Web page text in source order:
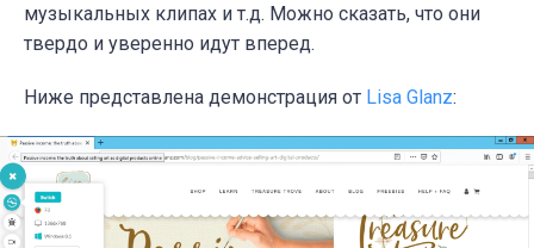
музыкальных клипах и т.д. Можно сказать, что они
твердо и уверенно идут вперед.
Ниже представлена демонстрация от Lisa Glanz: